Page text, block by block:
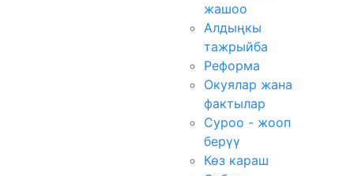
жашоо
Алдыңкы
тажрыйба
Реформа
Окуялар жана
фактылар
Суроо - жооп
берүү
Көз караш